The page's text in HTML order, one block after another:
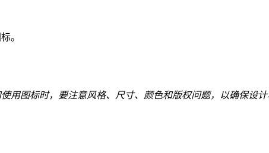
。
用图标时，要注意风格、尺寸、颜色和版权问题，以确保设